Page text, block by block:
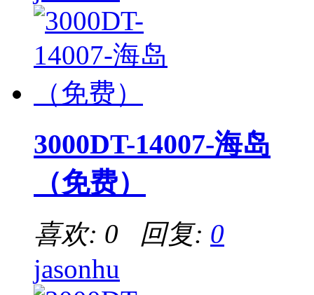
3000DT-14007-海岛
（免费）
喜欢: 0 回复: 0
jasonhu